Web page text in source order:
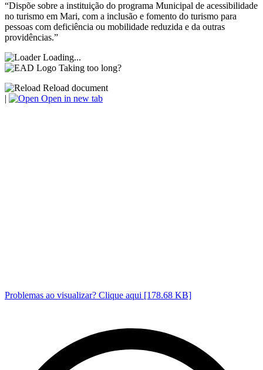
“Dispõe sobre a instituição do programa Municipal de acessibilidade
no turismo em Mari, com a inclusão e fomento do turismo para
pessoas com deficiência ou mobilidade reduzida e da outras
providências.”
Loading...
Taking too long?
Reload document
|
Open in new tab
Problemas ao visualizar? Clique aqui [178.68 KB]